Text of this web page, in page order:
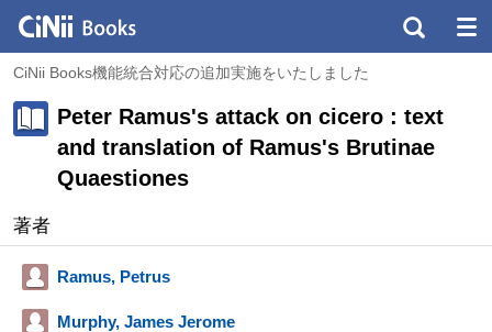
CiNii Books機能統合対応の追加実施をいたしました
Peter Ramus's attack on cicero : text
and translation of Ramus's Brutinae
Quaestiones
著者
Ramus, Petrus
Murphy, James Jerome